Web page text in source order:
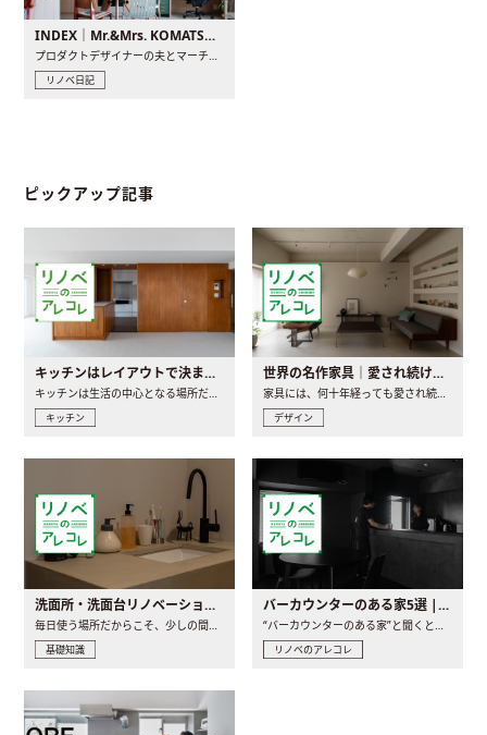
INDEX｜Mr.&Mrs. KOMATSU renovation diary
リノベ日記
ピックアップ記事
キッチンはレイアウトで決まる。後悔しないための考え方と選び方
キッチンは生活の中心となる場所だからこそ、家の中のどこに置..
キッチン
世界の名作家具｜愛され続ける理由と一生モノとの出会い方
家具には、何十年経っても愛され続ける「名作」と呼ばれるもの..
デザイン
洗面所・洗面台リノベーションの事例と間取りアイデア
基礎知識
バーカウンターのある家5選 | 日常に馴染む“距離の近い”キッチンとは
リノベのアレコレ